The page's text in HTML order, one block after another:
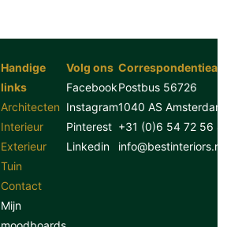
Handige
links
Architecten
Interieur
Exterieur
Tuin
Contact
Mijn
Volg ons
Facebook
Instagram
Pinterest
Linkedin
Postbus 56726
1040 AS Amsterdam
+31 (0)6 54 72 56
info@bestinteriors.nl